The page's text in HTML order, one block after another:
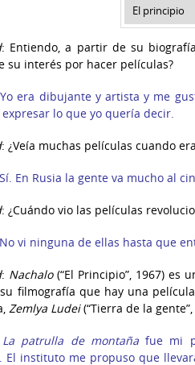
El principio
: Entiendo, a partir de su
su interés por hacer películas?
era dibujante y artista y me
lo que yo quería decir.
: ¿Veía muchas películas cuando
En Rusia la gente va mucho al
: ¿Cuándo vio las películas
vi ninguna de ellas hasta que
: Nachalo(“El Principio”, 1967) es
filmografía que hay una
Zemlya Ludei(“Tierra de la
La patrulla de montañafue mi
El instituto me propuso que